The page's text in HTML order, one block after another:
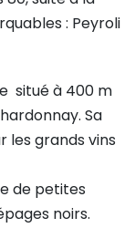
: Peyroli
situé à 400 m
Sa
les grands vins
de petites
noirs.